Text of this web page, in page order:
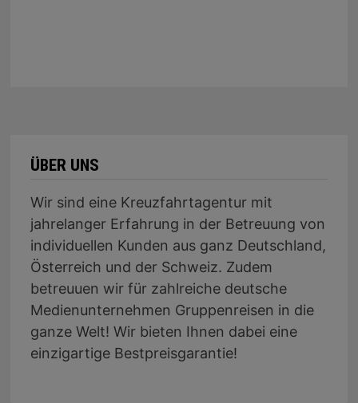
ÜBER UNS
Wir sind eine Kreuzfahrtagentur mit
jahrelanger Erfahrung in der Betreuung von
individuellen Kunden aus ganz Deutschland,
Österreich und der Schweiz. Zudem
betreuuen wir für zahlreiche deutsche
Medienunternehmen Gruppenreisen in die
ganze Welt! Wir bieten Ihnen dabei eine
einzigartige Bestpreisgarantie!